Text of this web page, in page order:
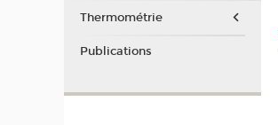
Thermométrie
Publications